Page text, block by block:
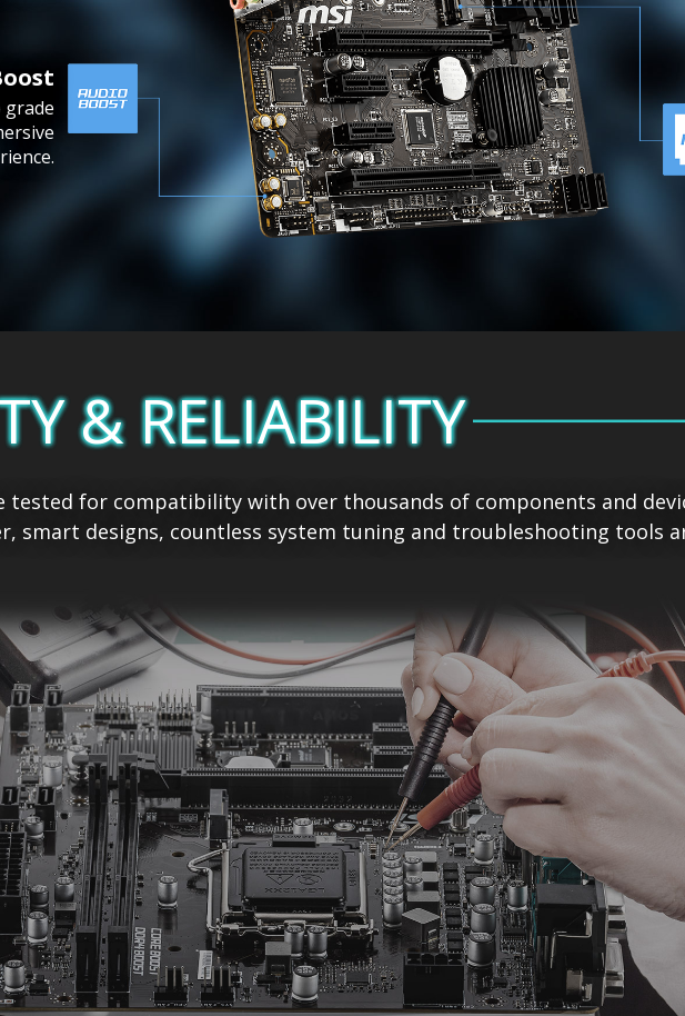
grade
& RELIABILITY
tested for compatibility with over thousands of components and
smart designs, countless system tuning and troubleshooting tools